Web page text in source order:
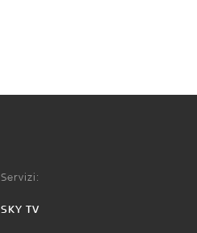
Servizi:
SKY TV